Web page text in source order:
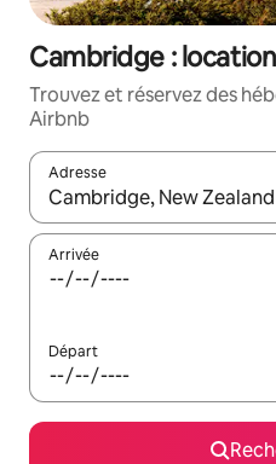
Cambridge :
Trouvez et réservez des
Airbnb
Adresse
Lorsque les résultats
Arrivée
Départ